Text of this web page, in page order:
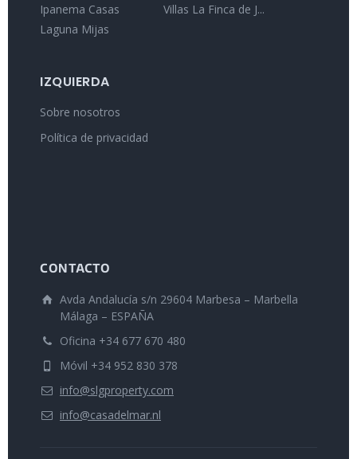
Ipanema Casas
Laguna Mijas
Villas La Finca de J...
IZQUIERDA
Sobre nosotros
Política de privacidad
CONTACTO
Avda Andalucía s/n 29604 Marbesa – Marbella
Málaga – ESPAÑA
Oficina +34 677 670 480
Móvil +34 952 830 378
info@slgproperty.com
info@casadelmar.nl